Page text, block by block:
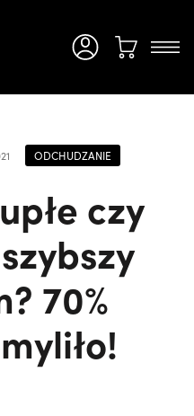
ODCHUDZANIE
czy
70%